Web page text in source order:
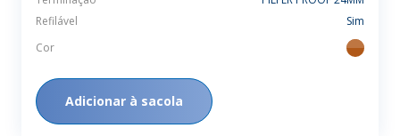
Refilável
Sim
Cor
ambar
Adicionar à sacola